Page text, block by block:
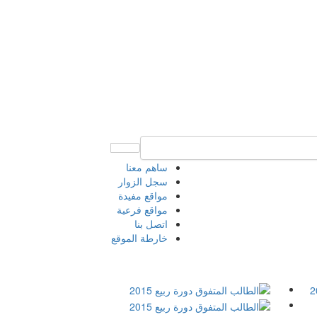
ساهم معنا
سجل الزوار
مواقع مفيدة
مواقع فرعية
اتصل بنا
خارطة الموقع